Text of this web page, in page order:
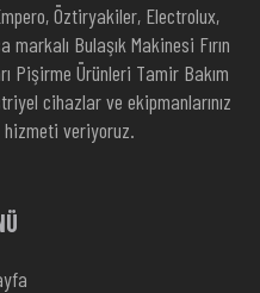
Öztiryakiler, Electrolux,
Bulaşık Makinesi Fırın
Pişirme Ürünleri Tamir Bakım
cihazlar ve ekipmanlarınız
hizmeti veriyoruz.